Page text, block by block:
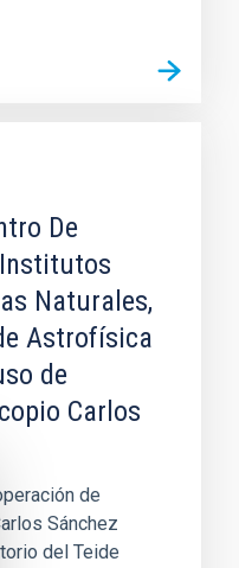
De
Naturales,
Astrofísica
de
Carlos
de
Sánchez
del Teide